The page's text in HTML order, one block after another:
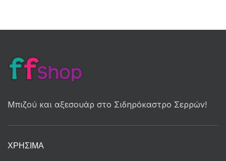
Μπιζού και αξεσουάρ στο Σιδηρόκαστρο Σερρών!
ΧΡΉΣΙΜΑ